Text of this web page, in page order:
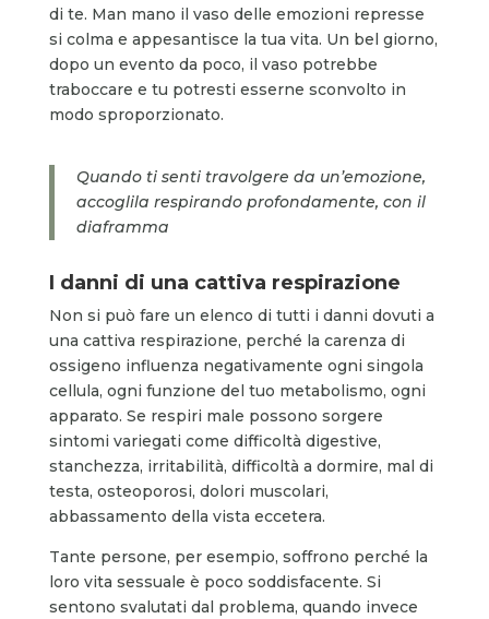
di te. Man mano il vaso delle emozioni represse
si colma e appesantisce la tua vita. Un bel giorno,
dopo un evento da poco, il vaso potrebbe
traboccare e tu potresti esserne sconvolto in
modo sproporzionato.
Quando ti senti travolgere da un’emozione,
accoglila respirando profondamente, con il
diaframma
I danni di una cattiva respirazione
Non si può fare un elenco di tutti i danni dovuti a
una cattiva respirazione, perché la carenza di
ossigeno influenza negativamente ogni singola
cellula, ogni funzione del tuo metabolismo, ogni
apparato. Se respiri male possono sorgere
sintomi variegati come difficoltà digestive,
stanchezza, irritabilità, difficoltà a dormire, mal di
testa, osteoporosi, dolori muscolari,
abbassamento della vista eccetera.
Tante persone, per esempio, soffrono perché la
loro vita sessuale è poco soddisfacente. Si
sentono svalutati dal problema, quando invece